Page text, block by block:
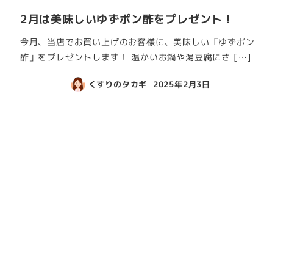
2月は美味しいゆずポン酢をプレゼント！
今月、当店でお買い上げのお客様に、美味しい「ゆずポン
酢」をプレゼントします！ 温かいお鍋や湯豆腐にさ […]
くすりのタカギ 2025年2月3日